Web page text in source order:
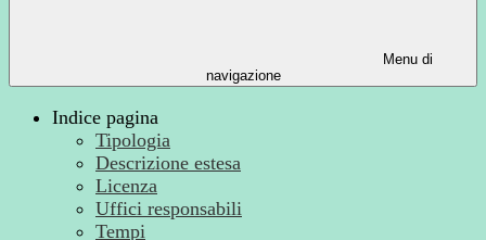
Menu di
navigazione
Indice pagina
Tipologia
Descrizione estesa
Licenza
Uffici responsabili
Tempi